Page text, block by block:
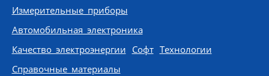
Измерительные приборы
Автомобильная электроника
Качество электроэнергии Софт Технологии
Справочные материалы